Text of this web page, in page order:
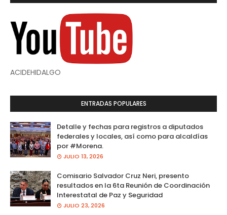
ACIDEHIDALGO
ENTRADAS POPULARES
Detalle y fechas para registros a diputados
federales y locales, así como para alcaldías
por #Morena.
JULIO 13, 2026
Comisario Salvador Cruz Neri, presento
resultados en la 6ta Reunión de Coordinación
Interestatal de Paz y Seguridad
JULIO 23, 2026